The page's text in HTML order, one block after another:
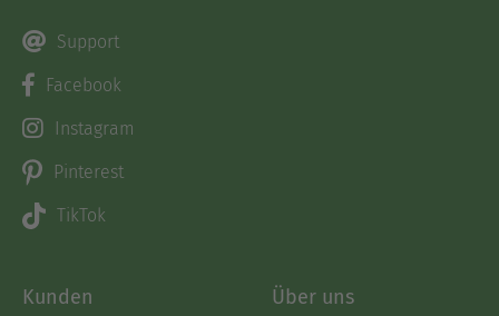
Support
Facebook
Instagram
Pinterest
TikTok
Kunden Über uns